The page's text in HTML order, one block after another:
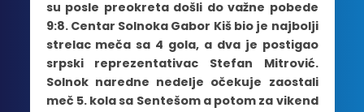
su posle preokreta došli do važne pobede
9:8. Centar Solnoka Gabor Kiš bio je najbolji
strelac meča sa 4 gola, a dva je postigao
srpski reprezentativac Stefan Mitrović.
Solnok naredne nedelje očekuje zaostali
meč 5. kola sa Sentešom a potom za vikend